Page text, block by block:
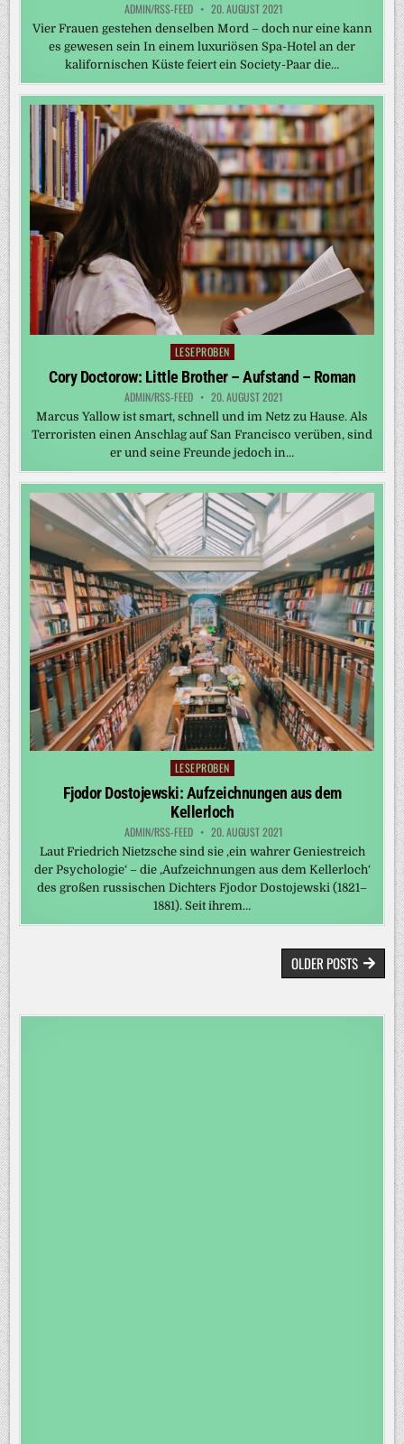
ADMIN/RSS-FEED 20. AUGUST 2021
Vier Frauen gestehen denselben Mord – doch nur eine kann
es gewesen sein In einem luxuriösen Spa-Hotel an der
kalifornischen Küste feiert ein Society-Paar die…
Posted
in
LESEPROBEN
Cory Doctorow: Little Brother – Aufstand – Roman
ADMIN/RSS-FEED 20. AUGUST 2021
Marcus Yallow ist smart, schnell und im Netz zu Hause. Als
Terroristen einen Anschlag auf San Francisco verüben, sind
er und seine Freunde jedoch in…
Posted
in
LESEPROBEN
Fjodor Dostojewski: Aufzeichnungen aus dem
Kellerloch
ADMIN/RSS-FEED 20. AUGUST 2021
Laut Friedrich Nietzsche sind sie ‚ein wahrer Geniestreich
der Psychologie‘ – die ‚Aufzeichnungen aus dem Kellerloch‘
des großen russischen Dichters Fjodor Dostojewski (1821–
1881). Seit ihrem…
BEITRAGSNAVIGATIONOLDER POSTS